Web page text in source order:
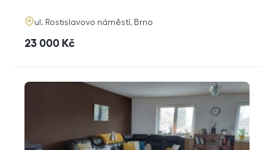
adresa
ul. Rostislavovo náměstí, Brno
cena
23 000 Kč